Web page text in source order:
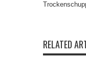
RELATED